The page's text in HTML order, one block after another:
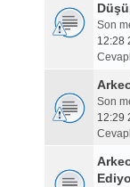
Son
12:28
Son
12:29